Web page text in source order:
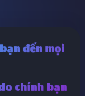
đến mọi
chính bạn